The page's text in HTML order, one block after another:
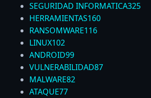
SEGURIDAD INFORMATICA325
HERRAMIENTAS160
RANSOMWARE116
LINUX102
ANDROID99
VULNERABILIDAD87
MALWARE82
ATAQUE77